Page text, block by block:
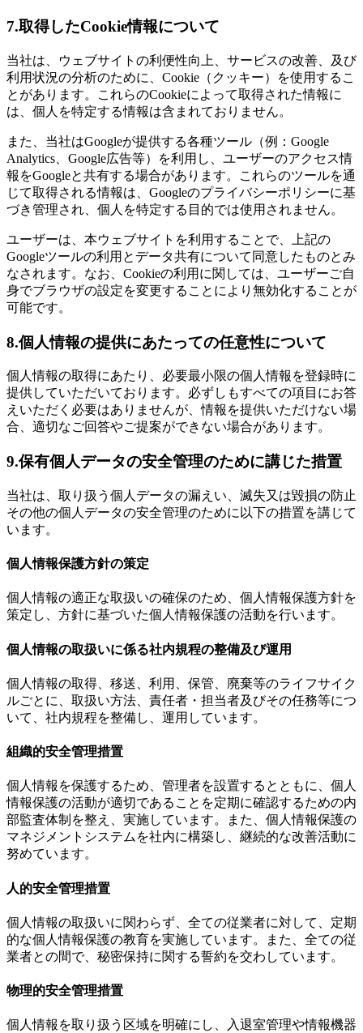
7.取得したCookie情報について
当社は、ウェブサイトの利便性向上、サービスの改善、及び
利用状況の分析のために、Cookie（クッキー）を使用するこ
とがあります。これらのCookieによって取得された情報に
は、個人を特定する情報は含まれておりません。
また、当社はGoogleが提供する各種ツール（例：Google
Analytics、Google広告等）を利用し、ユーザーのアクセス情
報をGoogleと共有する場合があります。これらのツールを通
じて取得される情報は、Googleのプライバシーポリシーに基
づき管理され、個人を特定する目的では使用されません。
ユーザーは、本ウェブサイトを利用することで、上記の
Googleツールの利用とデータ共有について同意したものとみ
なされます。なお、Cookieの利用に関しては、ユーザーご自
身でブラウザの設定を変更することにより無効化することが
可能です。
8.個人情報の提供にあたっての任意性について
個人情報の取得にあたり、必要最小限の個人情報を登録時に
提供していただいております。必ずしもすべての項目にお答
えいただく必要はありませんが、情報を提供いただけない場
合、適切なご回答やご提案ができない場合があります。
9.保有個人データの安全管理のために講じた措置
当社は、取り扱う個人データの漏えい、滅失又は毀損の防止
その他の個人データの安全管理のために以下の措置を講じて
います。
個人情報保護方針の策定
個人情報の適正な取扱いの確保のため、個人情報保護方針を
策定し、方針に基づいた個人情報保護の活動を行います。
個人情報の取扱いに係る社内規程の整備及び運用
個人情報の取得、移送、利用、保管、廃棄等のライフサイク
ルごとに、取扱い方法、責任者・担当者及びその任務等につ
いて、社内規程を整備し、運用しています。
組織的安全管理措置
個人情報を保護するため、管理者を設置するとともに、個人
情報保護の活動が適切であることを定期に確認するための内
部監査体制を整え、実施しています。また、個人情報保護の
マネジメントシステムを社内に構築し、継続的な改善活動に
努めています。
人的安全管理措置
個人情報の取扱いに関わらず、全ての従業者に対して、定期
的な個人情報保護の教育を実施しています。また、全ての従
業者との間で、秘密保持に関する誓約を交わしています。
物理的安全管理措置
個人情報を取り扱う区域を明確にし、入退室管理や情報機器